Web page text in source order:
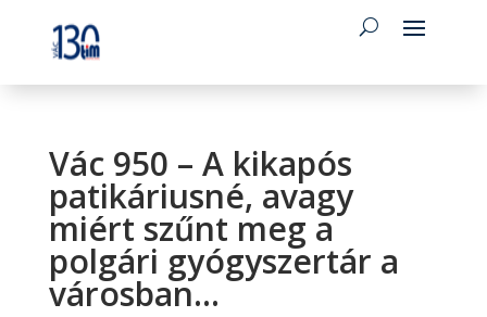
Vác 950 – A kikapós
patikáriusné, avagy
miért szűnt meg a
polgári gyógyszertár a
városban…